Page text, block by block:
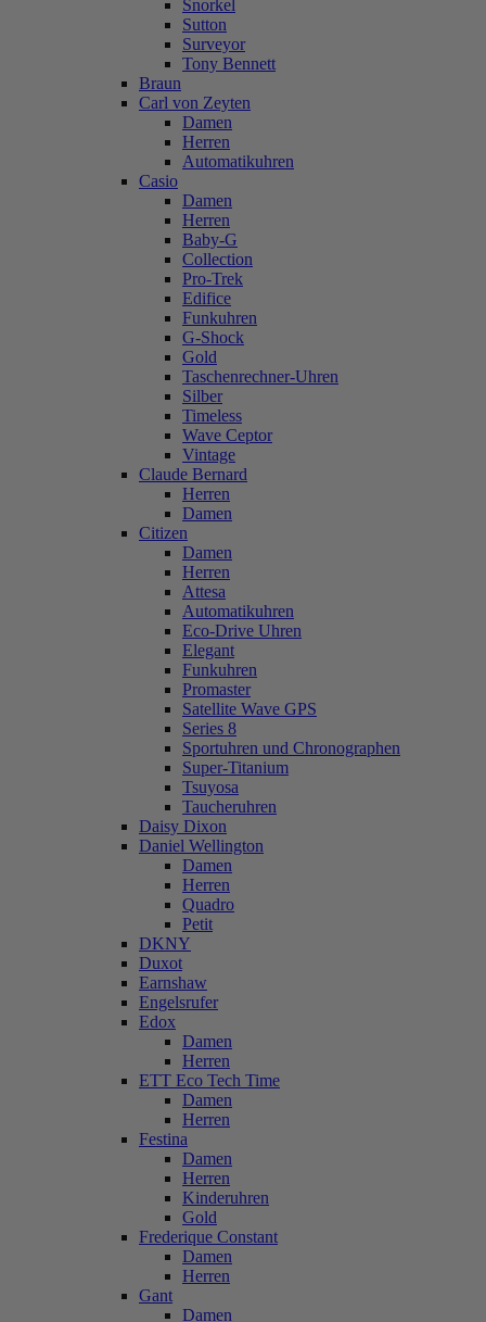
Snorkel
Sutton
Surveyor
Tony Bennett
Braun
Carl von Zeyten
Damen
Herren
Automatikuhren
Casio
Damen
Herren
Baby-G
Collection
Pro-Trek
Edifice
Funkuhren
G-Shock
Gold
Taschenrechner-Uhren
Silber
Timeless
Wave Ceptor
Vintage
Claude Bernard
Herren
Damen
Citizen
Damen
Herren
Attesa
Automatikuhren
Eco-Drive Uhren
Elegant
Funkuhren
Promaster
Satellite Wave GPS
Series 8
Sportuhren und Chronographen
Super-Titanium
Tsuyosa
Taucheruhren
Daisy Dixon
Daniel Wellington
Damen
Herren
Quadro
Petit
DKNY
Duxot
Earnshaw
Engelsrufer
Edox
Damen
Herren
ETT Eco Tech Time
Damen
Herren
Festina
Damen
Herren
Kinderuhren
Gold
Frederique Constant
Damen
Herren
Gant
Damen